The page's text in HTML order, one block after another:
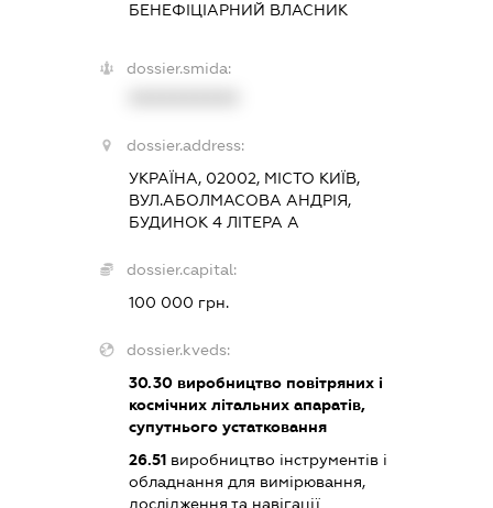
БЕНЕФІЦІАРНИЙ ВЛАСНИК
dossier.smida:
dossier.address:
УКРАЇНА, 02002, МІСТО КИЇВ,
ВУЛ.АБОЛМАСОВА АНДРІЯ,
БУДИНОК 4 ЛІТЕРА А
dossier.capital:
100 000 грн.
dossier.kveds:
30.30 виробництво повітряних і
космічних літальних апаратів,
супутнього устатковання
26.51 виробництво інструментів і
обладнання для вимірювання,
дослідження та навігації